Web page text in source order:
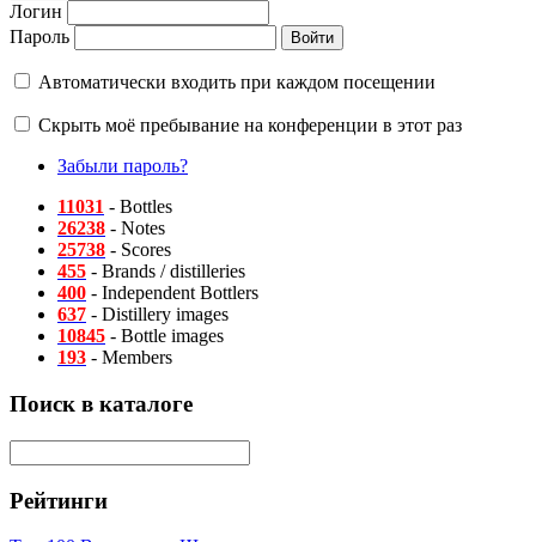
Логин
Пароль
Автоматически входить при каждом посещении
Скрыть моё пребывание на конференции в этот раз
Забыли пароль?
11031 - Bottles
26238 - Notes
25738 - Scores
455 - Brands / distilleries
400 - Independent Bottlers
637 - Distillery images
10845 - Bottle images
193 - Members
Поиск в каталоге
Рейтинги